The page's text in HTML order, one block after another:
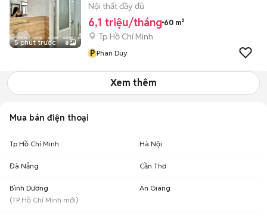
5 phút trước 8
Nội thất đầy đủ
6,1 triệu/tháng 60 m²
Tp Hồ Chí Minh
P Phan Duy
Xem thêm
Mua bán điện thoại
Tp Hồ Chí Minh Hà Nội
Đà Nẵng Cần Thơ
Bình Dương
(TP Hồ Chí Minh mới)
An Giang